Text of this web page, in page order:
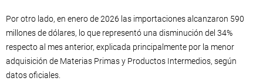
Por otro lado, en enero de 2026 las importaciones alcanzaron 590
millones de dólares, lo que representó una disminución del 34%
respecto al mes anterior, explicada principalmente por la menor
adquisición de Materias Primas y Productos Intermedios, según
datos oficiales.